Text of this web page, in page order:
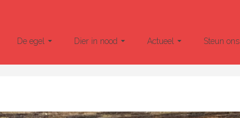
De egel Dier in nood Actueel Steun ons